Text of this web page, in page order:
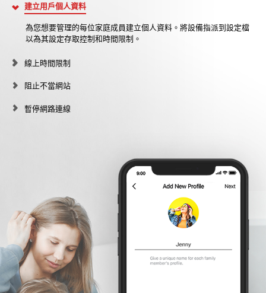
建立用戶個人資料
為您想要管理的每位家庭成員建立個人資料。將設備指派到設定檔
以為其設定存取控制和時間限制。
線上時間限制
阻止不當網站
暫停網路連線